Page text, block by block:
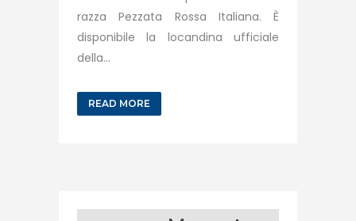
razza Pezzata Rossa Italiana. È
disponibile la locandina ufficiale
della...
READ MORE